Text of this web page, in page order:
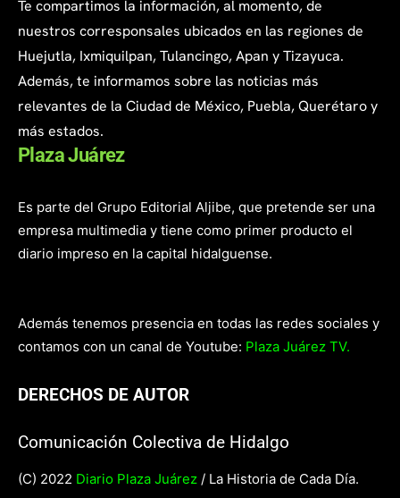
Te compartimos la información, al momento, de
nuestros corresponsales ubicados en las regiones de
Huejutla, Ixmiquilpan, Tulancingo, Apan y Tizayuca.
Además, te informamos sobre las noticias más
relevantes de la Ciudad de México, Puebla, Querétaro y
más estados.
Plaza Juárez
Es parte del Grupo Editorial Aljibe, que pretende ser una
empresa multimedia y tiene como primer producto el
diario impreso en la capital hidalguense.
Además tenemos presencia en todas las redes sociales y
contamos con un canal de Youtube: Plaza Juárez TV.
DERECHOS DE AUTOR
Comunicación Colectiva de Hidalgo
(C) 2022 Diario Plaza Juárez / La Historia de Cada Día.